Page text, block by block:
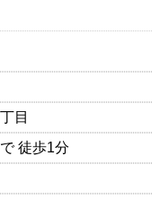
目
徒歩1分